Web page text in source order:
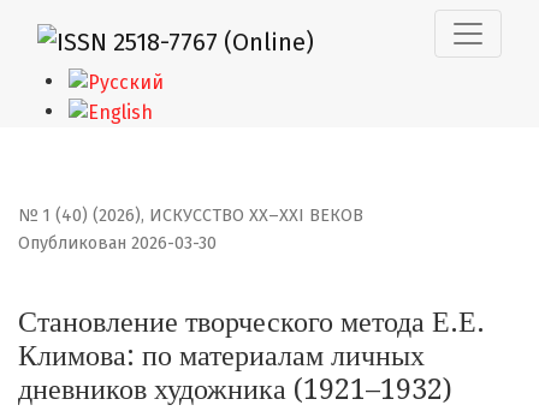
Становление творческого метода Е.Е. Климова: по
№ 1 (40) (2026), ИСКУССТВО XX–XXI ВЕКОВ
Становление творческого метода Е.Е.
Климова: по материалам личных
дневников художника (1921–1932)
Опубликован 2026-03-30